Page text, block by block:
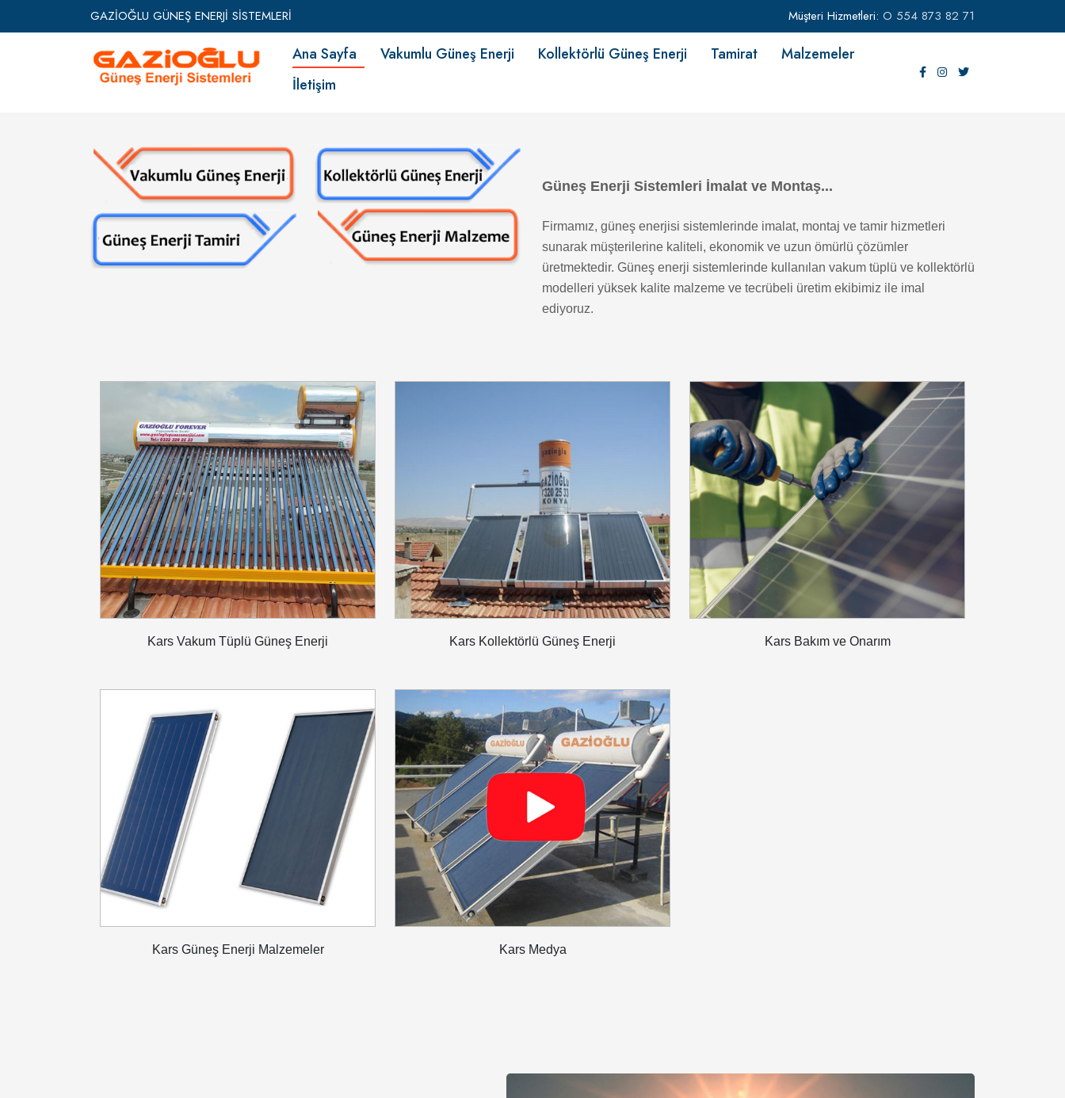
GAZİOĞLU GÜNEŞ ENERJİ SİSTEMLERİ Müşteri Hizmetleri: O 554 873 82 71
Ana Sayfa Vakumlu Güneş Enerji Kollektörlü Güneş Enerji Tamirat
Malzemeler
İletişim
Güneş Enerji Sistemleri İmalat ve Montaş...
Firmamız, güneş enerjisi sistemlerinde imalat, montaj ve tamir hizmetleri
sunarak müşterilerine kaliteli, ekonomik ve uzun ömürlü çözümler
üretmektedir. Güneş enerji sistemlerinde kullanılan vakum tüplü ve kollektörlü
modelleri yüksek kalite malzeme ve tecrübeli üretim ekibimiz ile imal
ediyoruz.
Kars Vakum Tüplü Güneş Enerji Kars Kollektörlü Güneş Enerji Kars Bakım ve Onarım
Kars Güneş Enerji Malzemeler Kars Medya